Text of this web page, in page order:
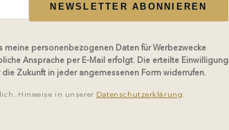
NEWSLETTER ABONNIEREN
meine personenbezogenen Daten für Werbezwecke
Ansprache per E-Mail erfolgt. Die erteilte Einwilligung
Zukunft in jeder angemessenen Form widerrufen.
Hinweise in unserer Datenschutzerklärung.